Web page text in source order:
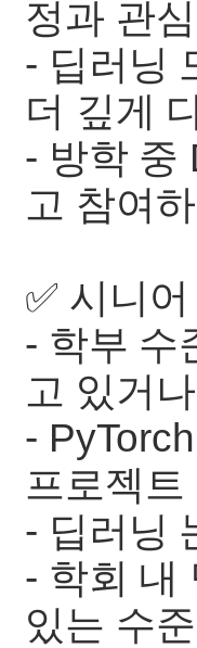
정과 관
- 딥러닝
더 깊게
- 방학 중
고 참여
✅ 시니
- 학부 수
고 있거
-
프로젝
- 딥러닝
- 학회 내
있는 수